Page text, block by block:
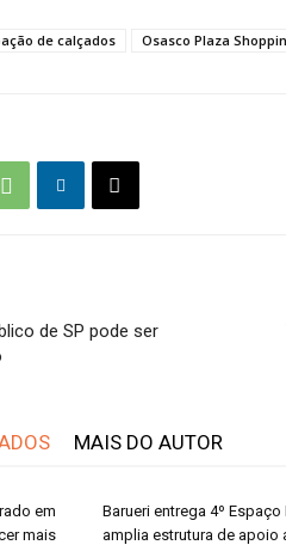
de calçados Osasco Plaza
de SP pode ser
MAIS DO AUTOR
em
mais
Barueri entrega 4º
amplia estrutura de apoio